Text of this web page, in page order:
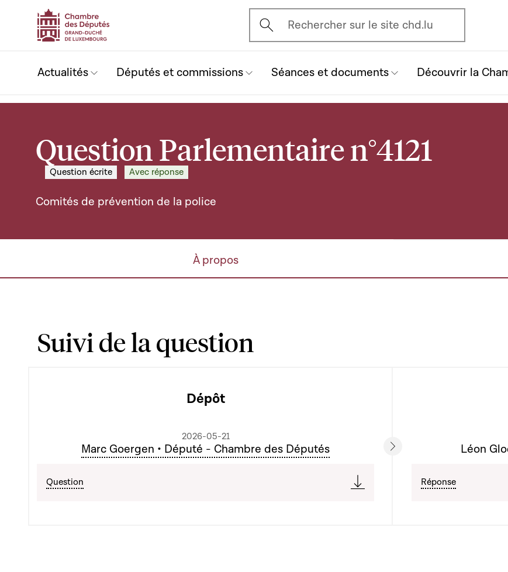
Ouvrir l'écran de recherche
Rechercher sur le site chd.lu
Actualités Députés et commissions Séances et documents Découvrir la
Question Parlementaire n°4121
Question écrite Avec réponse
Comités de prévention de la police
À propos
Suivi de la question
Dépôt
2026-05-21
Marc Goergen • Député - Chambre des Députés
Question
Léon
Réponse